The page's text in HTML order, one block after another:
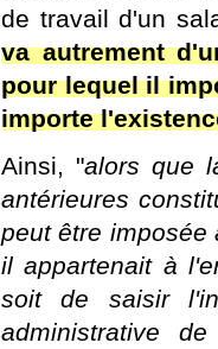
de travail d'un
va autrement
pour lequel il
importe
Ainsi, "alors que
antérieures
peut être imposée
il appartenait à
soit de saisir
administrative